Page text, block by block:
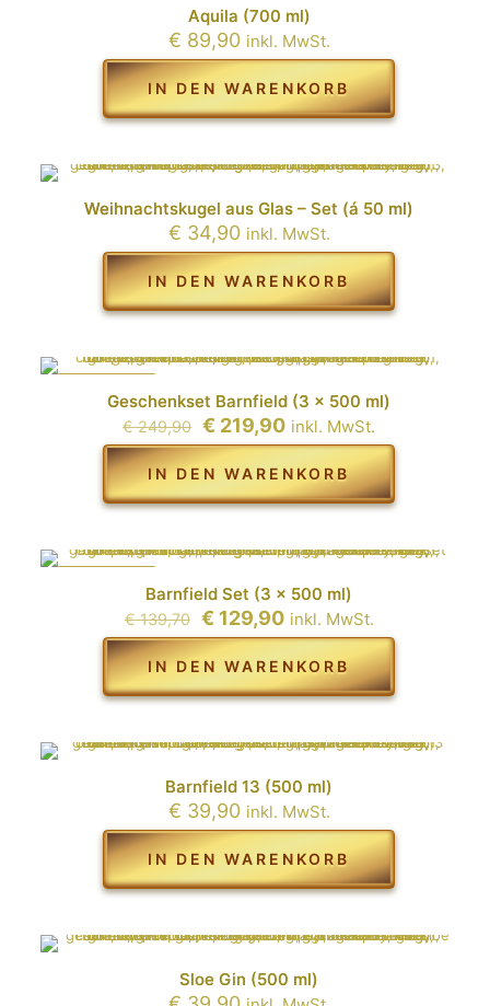
Aquila (700 ml)
€ 89,90 inkl. MwSt.
IN DEN WARENKORB
Weihnachtskugel aus Glas – Set (á 50 ml)
€ 34,90 inkl. MwSt.
IN DEN WARENKORB
Geschenkset Barnfield (3 x 500 ml)
€249,90 Ursprünglicher
Preis
war:
€ 249,90
€ 219,90Aktueller
Preis
ist:
€ 219,90.
inkl. MwSt.
IN DEN WARENKORB
Barnfield Set (3 x 500 ml)
€139,70 Ursprünglicher
Preis
war:
€ 139,70
€ 129,90Aktueller
Preis
ist:
€ 129,90.
inkl. MwSt.
IN DEN WARENKORB
Barnfield 13 (500 ml)
€ 39,90 inkl. MwSt.
IN DEN WARENKORB
Sloe Gin (500 ml)